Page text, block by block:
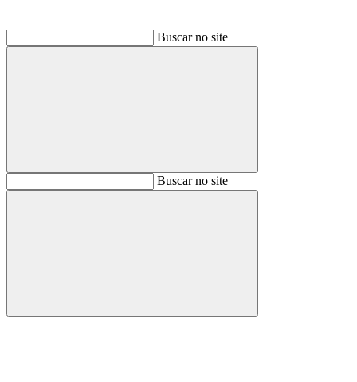
Buscar no site
BuscarBuscar no site
Buscar